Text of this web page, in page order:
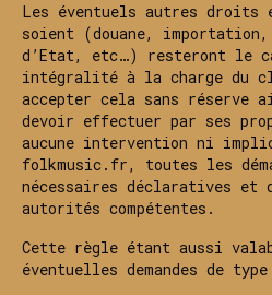
Les éventuels autres
soient (douane,
d’Etat, etc…) resteront le
intégralité à la charge du
accepter cela sans réserve
devoir effectuer par ses
aucune intervention ni
folkmusic.fr, toutes les
nécessaires déclaratives et
autorités compétentes.
Cette règle étant aussi
éventuelles demandes de